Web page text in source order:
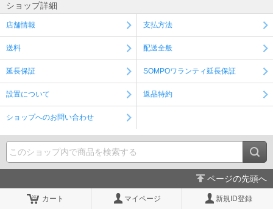
ショップ詳細
店舗情報 支払方法
送料 配送全般
延長保証 SOMPOワランティ延長保証
設置について 返品特約
ショップへのお問い合わせ
ページの先頭へ
カート マイページ 新規ID登録